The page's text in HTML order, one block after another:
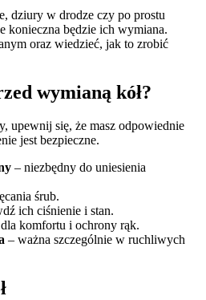
dziury w drodze czy po prostu
konieczna będzie ich wymiana.
oraz wiedzieć, jak to zrobić
wymianą kół?
upewnij się, że masz odpowiednie
jest bezpieczne.
– niezbędny do uniesienia
śrub.
ich ciśnienie i stan.
komfortu i ochrony rąk.
– ważna szczególnie w ruchliwych